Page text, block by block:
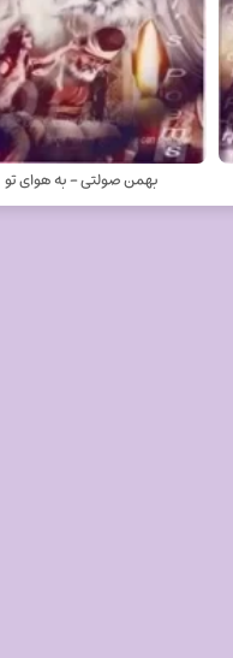
بهمن صولتی - به هوای تو